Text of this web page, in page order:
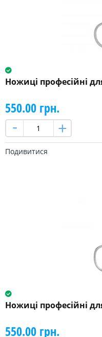
Ножиці професійні
550.00 грн.
Подивитися
Ножиці професійні
550.00 грн.